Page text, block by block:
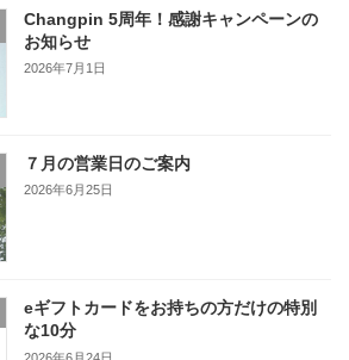
Changpin 5周年！感謝キャンペーンの
お知らせ
2026年7月1日
７月の営業日のご案内
2026年6月25日
eギフトカードをお持ちの方だけの特別
な10分